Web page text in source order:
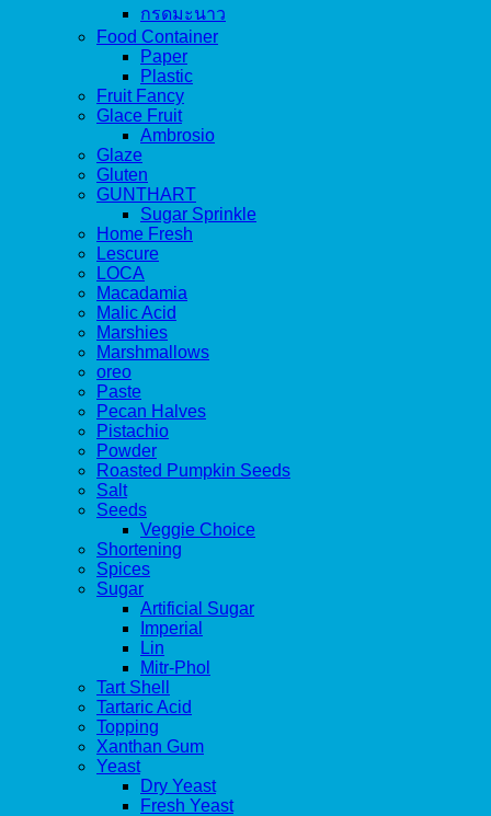
กรดมะนาว
Food Container
Paper
Plastic
Fruit Fancy
Glace Fruit
Ambrosio
Glaze
Gluten
GUNTHART
Sugar Sprinkle
Home Fresh
Lescure
LOCA
Macadamia
Malic Acid
Marshies
Marshmallows
oreo
Paste
Pecan Halves
Pistachio
Powder
Roasted Pumpkin Seeds
Salt
Seeds
Veggie Choice
Shortening
Spices
Sugar
Artificial Sugar
Imperial
Lin
Mitr-Phol
Tart Shell
Tartaric Acid
Topping
Xanthan Gum
Yeast
Dry Yeast
Fresh Yeast